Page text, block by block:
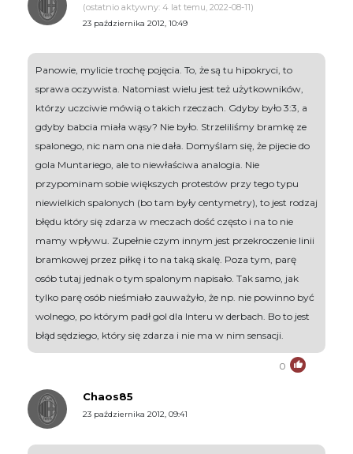
(ostatnio aktywny: 4 lat temu, 2022-08-11)
23 października 2012, 10:49
Panowie, mylicie trochę pojęcia. To, że są tu hipokryci, to
sprawa oczywista. Natomiast wielu jest też użytkowników,
którzy uczciwie mówią o takich rzeczach. Gdyby było 3:3, a
gdyby babcia miała wąsy? Nie było. Strzeliliśmy bramkę ze
spalonego, nic nam ona nie dała. Domyślam się, że pijecie do
gola Muntariego, ale to niewłaściwa analogia. Nie
przypominam sobie większych protestów przy tego typu
niewielkich spalonych (bo tam były centymetry), to jest rodzaj
błędu który się zdarza w meczach dość często i na to nie
mamy wpływu. Zupełnie czym innym jest przekroczenie linii
bramkowej przez piłkę i to na taką skalę. Poza tym, parę
osób tutaj jednak o tym spalonym napisało. Tak samo, jak
tylko parę osób nieśmiało zauważyło, że np. nie powinno być
wolnego, po którym padł gol dla Interu w derbach. Bo to jest
błąd sędziego, który się zdarza i nie ma w nim sensacji.
0
Chaos85
23 października 2012, 09:41